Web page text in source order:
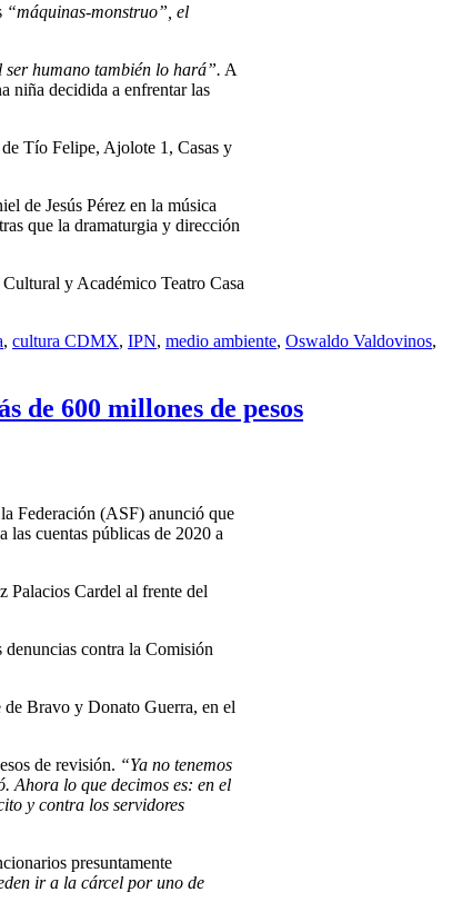
“máquinas-monstruo”, el
ser humano también lo hará”. A
niña decidida a enfrentar las
Tío Felipe, Ajolote 1, Casas y
de Jesús Pérez en la música
que la dramaturgia y dirección
y Académico Teatro Casa
, cultura CDMX, IPN, medio ambiente, Oswaldo Valdovinos,
de 600 millones de pesos
Federación (ASF) anunció que
las cuentas públicas de 2020 a
Palacios Cardel al frente del
denuncias contra la Comisión
Bravo y Donato Guerra, en el
de revisión. “Ya no tenemos
Ahora lo que decimos es: en el
y contra los servidores
presuntamente
ir a la cárcel por uno de